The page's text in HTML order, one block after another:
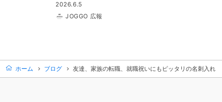
2026.6.5
JOGGO 広報
ホーム ブログ 友達、家族の転職、就職祝いにもピッタリの名刺入れ